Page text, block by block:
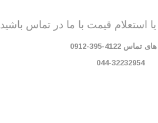
استعلام قیمت با ما در تماس باشید
4122-395-0912
044-32232954